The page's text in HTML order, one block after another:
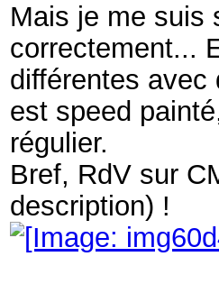
Mais je me suis
correctement...
différentes avec
est speed
régulier.
Bref, RdV sur
description) !